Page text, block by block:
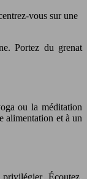
vous sur une
Portez du grenat
ou la méditation
alimentation et à un